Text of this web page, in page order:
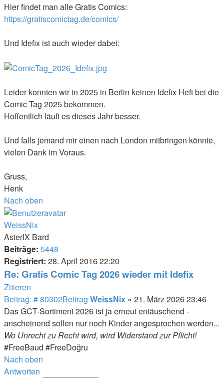
Hier findet man alle Gratis Comics:
https://gratiscomictag.de/comics/
Und Idefix ist auch wieder dabei:
Leider konnten wir in 2025 in Berlin keinen Idefix Heft bei die
Comic Tag 2025 bekommen.
Hoffentlich läuft es dieses Jahr besser.
Und falls jemand mir einen nach London mitbringen könnte,
vielen Dank im Voraus.
Gruss,
Henk
Nach oben
WeissNix
AsterIX Bard
Beiträge: 5448
Registriert: 28. April 2016 22:20
Re: Gratis Comic Tag 2026 wieder mit Idefix
Zitieren
Beitrag: # 80302Beitrag WeissNix » 21. März 2026 23:46
Das GCT-Sortiment 2026 ist ja erneut entäuschend -
anscheinend sollen nur noch Kinder angesprochen werden...
Wo Unrecht zu Recht wird, wird Widerstand zur Pflicht!
#FreeBaud #FreeDoğru
Nach oben
Antworten